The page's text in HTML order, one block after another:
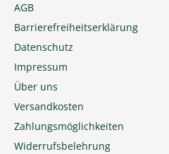
AGB
Barrierefreiheitserklärung
Datenschutz
Impressum
Über uns
Versandkosten
Zahlungsmöglichkeiten
Widerrufsbelehrung